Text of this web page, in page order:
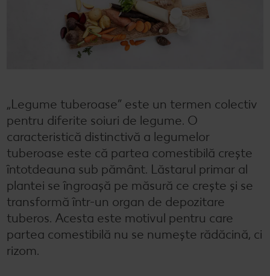
Dicționar de alimente
Valorile noastre
Rețete de mic dejun vegan
Rețete de prăjituri
Sustenabilitate
Concursuri
Marcă proprie Kaufland - și calitate și preț mic
Semințele de pepene verde
Bucuria de a găti
„Legume tuberoase” este un termen colectiv
pentru diferite soiuri de legume. O
caracteristică distinctivă a legumelor
tuberoase este că partea comestibilă crește
întotdeauna sub pământ. Lăstarul primar al
plantei se îngroașă pe măsură ce crește și se
transformă într-un organ de depozitare
tuberos. Acesta este motivul pentru care
partea comestibilă nu se numește rădăcină, ci
rizom.